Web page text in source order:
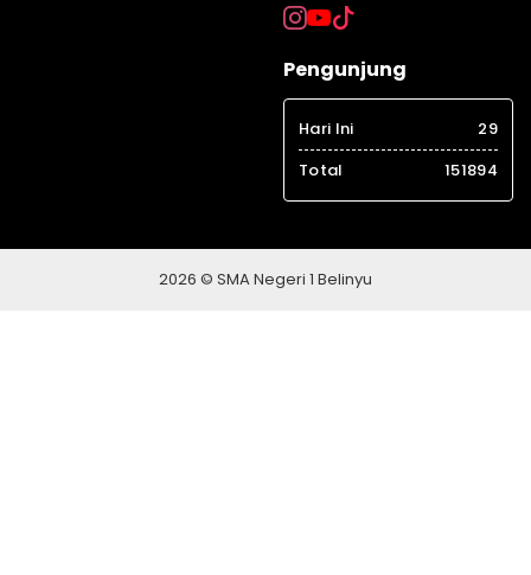
Pengunjung
Hari Ini
29
Total
151894
2026 © SMA Negeri 1 Belinyu